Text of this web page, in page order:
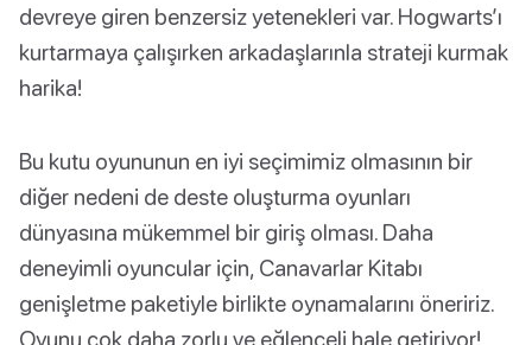
devreye giren benzersiz yetenekleri var. Hogwarts’ı
kurtarmaya çalışırken arkadaşlarınla strateji kurmak
harika!
Bu kutu oyununun en iyi seçimimiz olmasının bir
diğer nedeni de deste oluşturma oyunları
dünyasına mükemmel bir giriş olması. Daha
deneyimli oyuncular için, Canavarlar Kitabı
genişletme paketiyle birlikte oynamalarını öneririz.
Oyunu çok daha zorlu ve eğlenceli hale getiriyor!